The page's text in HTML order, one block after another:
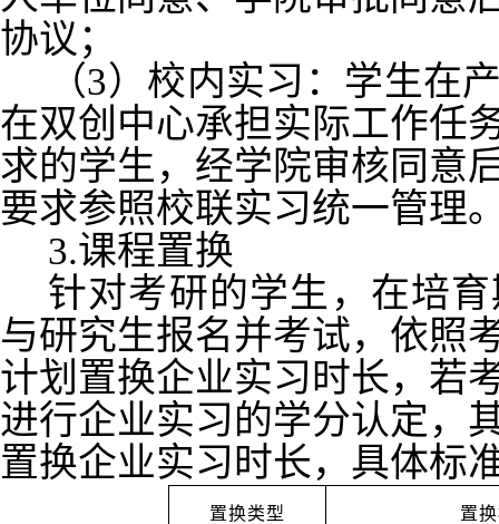
协议；
（3）校内实习：学生在
在双创中心承担实际工作任
求的学生，经学院审核同意
要求参照校联实习统一管理
3.课程置换
针对考研的学生，在培
与研究生报名并考试，依照
计划置换企业实习时长，若
进行企业实习的学分认定，
置换企业实习时长，具体标
置换类型 置